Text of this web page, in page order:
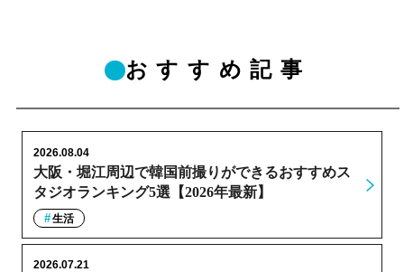
おすすめ記事
大阪・堀江周辺で韓国前撮りができるおすすめス
タジオランキング5選【2026年最新】
2026.08.04
生活
2026.07.21